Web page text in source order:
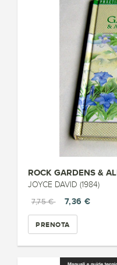
ROCK GARDENS &
JOYCE DAVID (1984)
7,75 €
7,36 €
PRENOTA